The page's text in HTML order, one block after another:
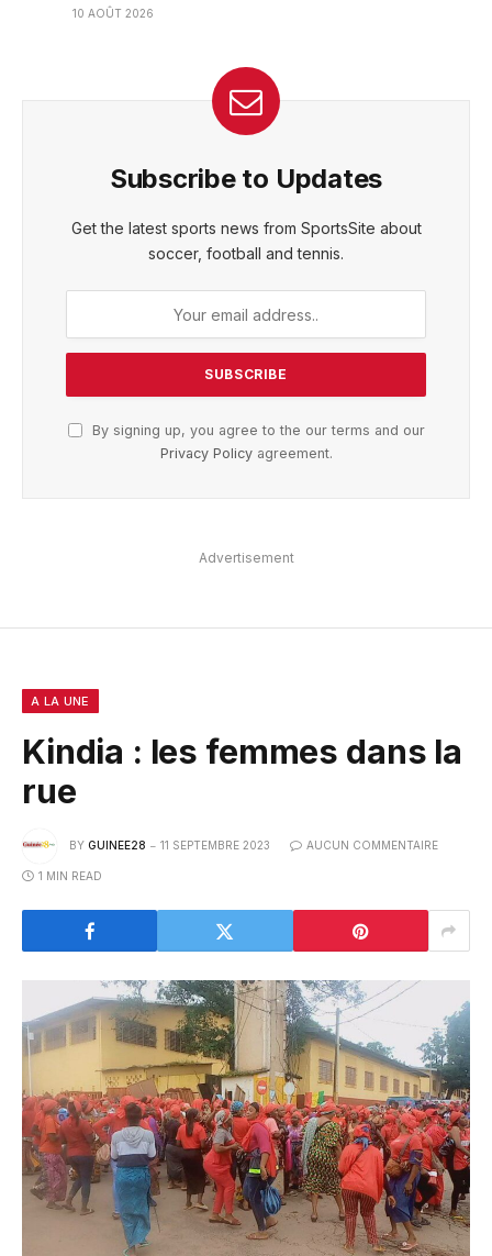
10 AOÛT 2026
Subscribe to Updates
Get the latest sports news from SportsSite about
soccer, football and tennis.
By signing up, you agree to the our terms and our
Privacy Policyagreement.
Advertisement
A LA UNE
Kindia : les femmes dans la
rue
BY GUINEE28 11 SEPTEMBRE 2023 AUCUN COMMENTAIRE
1 MIN READ